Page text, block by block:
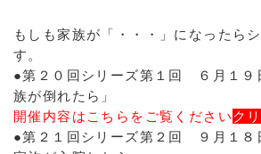
もしも家族が「・・・」になったら
す。
●第２０回シリーズ第１回 ６月１９
族が倒れたら」
開催内容はこちらをご覧くださいク
●第２１回シリーズ第２回 ９月１８